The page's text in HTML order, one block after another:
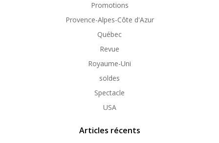
Promotions
Provence-Alpes-Côte d'Azur
Québec
Revue
Royaume-Uni
soldes
Spectacle
USA
Articles récents